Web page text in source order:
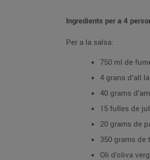
Ingredients per a 4
Per a la salsa:
750 ml de
4 grans d’all
40 grams
15 fulles de
20 grams de
350 grams
Oli d'oliva